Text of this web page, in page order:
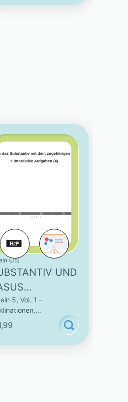
(J5)
UND
- 5
(4)
5, Vol. 1 -
& Vokabeln